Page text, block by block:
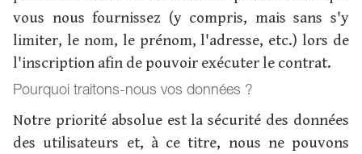
vous nous fournissez (y compris, mais sans s'y
limiter, le nom, le prénom, l'adresse, etc.) lors de
l'inscription afin de pouvoir exécuter le contrat.
Pourquoi traitons-nous vos données ?
Notre priorité absolue est la sécurité des données
des utilisateurs et, à ce titre, nous ne pouvons